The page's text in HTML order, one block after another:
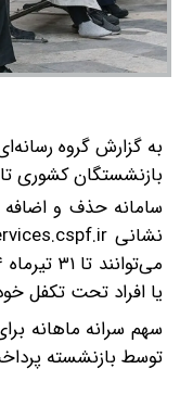
به گزارش گروه
بازنشستگان کشوری تا ۳۱ تیرماه امکان‌پذیر است.
سامانه حذف و
یا افراد تحت تکفل
توسط بازنشسته